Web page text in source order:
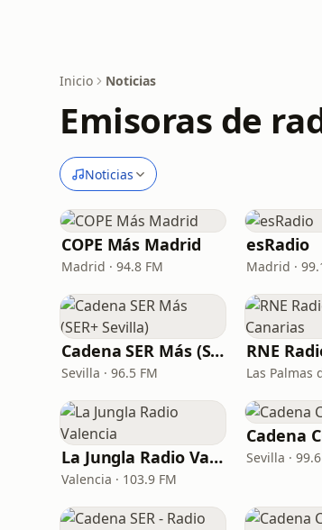
Inicio Noticias
Emisoras de
Noticias
COPE Más Madrid
Madrid · 94.8 FM
esRadio
Madrid ·
Cadena SER Más (SER+ Sevilla)
Sevilla · 96.5 FM
La Jungla Radio Valencia
Valencia · 103.9 FM
Sevilla ·